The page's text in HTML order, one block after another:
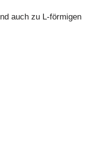
auch zu L-förmigen